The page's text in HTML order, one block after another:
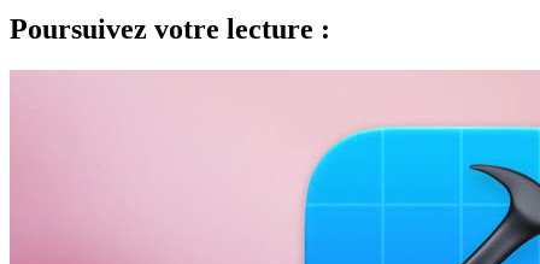
Poursuivez votre lecture :